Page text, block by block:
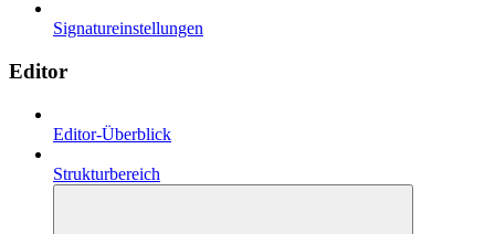
Signatureinstellungen
Editor
Editor-Überblick
Strukturbereich